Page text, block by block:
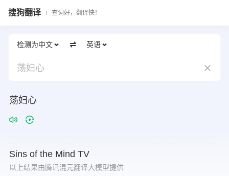
搜狗翻译 查词好，翻译快！
检测为中文 英语
荡妇心
荡妇心
Sins of the Mind TV
以上结果由腾讯混元翻译大模型提供